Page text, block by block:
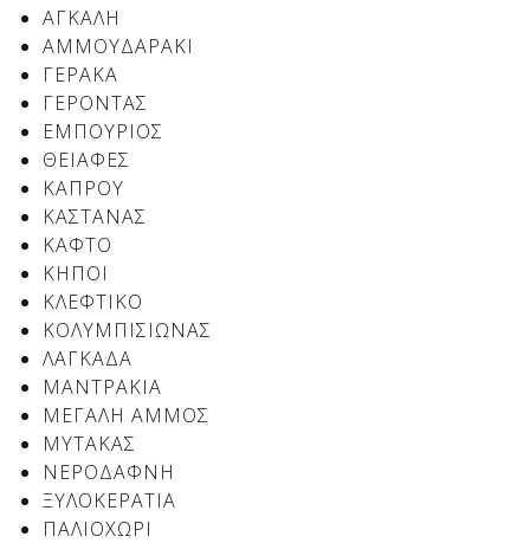
Δείτε μας:
Δείτε μας:
Δείτε μας:
Δείτε μας:
Δείτε μας:
Δείτε μας:
Δείτε μας:
Δείτε μας:
Δείτε μας:
Δείτε μας:
ΑΓΚΑΛΗ
ΑΜΜΟΥΔΑΡΑΚΙ
ΓΕΡΑΚΑ
ΓΕΡΟΝΤΑΣ
ΕΜΠΟΥΡΙΟΣ
ΘΕΙΑΦΕΣ
ΚΑΠΡΟΥ
ΚΑΣΤΑΝΑΣ
ΚΑΦΤΟ
ΚΗΠΟΙ
ΚΛΕΦΤΙΚΟ
ΚΟΛΥΜΠΙΣΙΩΝΑΣ
ΛΑΓΚΑΔΑ
ΜΑΝΤΡΑΚΙΑ
ΜΕΓΑΛΗ ΑΜΜΟΣ
ΜΥΤΑΚΑΣ
ΝΕΡΟΔΑΦΝΗ
ΞΥΛΟΚΕΡΑΤΙΑ
ΠΑΛΙΟΧΩΡΙ